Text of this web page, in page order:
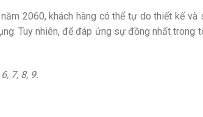
2060, khách hàng có thể tự do thiết kế và
Tuy nhiên, để đáp ứng sự đồng nhất trong
7, 8, 9.